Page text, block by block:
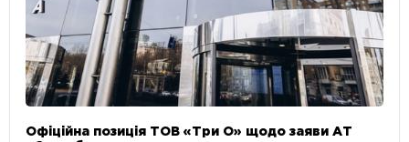
Офіційна позиція ТОВ «Три О» щодо заяви АТ